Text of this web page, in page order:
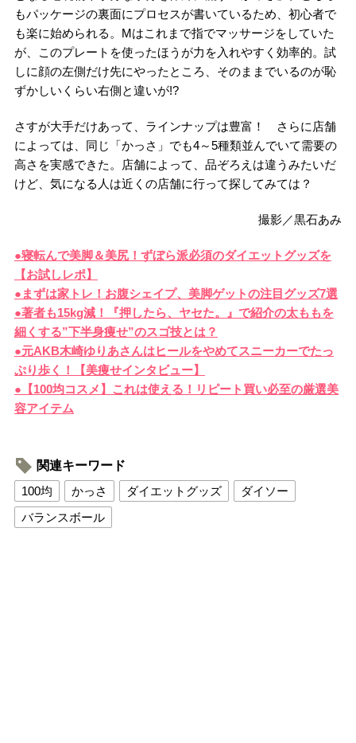
もパッケージの裏面にプロセスが書いているため、初心者で
も楽に始められる。Mはこれまで指でマッサージをしていた
が、このプレートを使ったほうが力を入れやすく効率的。試
しに顔の左側だけ先にやったところ、そのままでいるのが恥
ずかしいくらい右側と違いが!?
さすが大手だけあって、ラインナップは豊富！ さらに店舗
によっては、同じ「かっさ」でも4～5種類並んでいて需要の
高さを実感できた。店舗によって、品ぞろえは違うみたいだ
けど、気になる人は近くの店舗に行って探してみては？
撮影／黒石あみ
●寝転んで美脚＆美尻！ずぼら派必須のダイエットグッズを
【お試しレポ】
●まずは家トレ！お腹シェイプ、美脚ゲットの注目グッズ7選
●著者も15kg減！『押したら、ヤセた。』で紹介の太ももを
細くする”下半身痩せ”のスゴ技とは？
●元AKB木崎ゆりあさんはヒールをやめてスニーカーでたっ
ぷり歩く！【美痩せインタビュー】
●【100均コスメ】これは使える！リピート買い必至の厳選美
容アイテム
関連キーワード
100均
かっさ ダイエットグッズ
ダイソー
バランスボール